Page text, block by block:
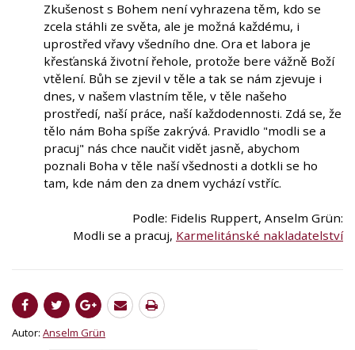
Zkušenost s Bohem není vyhrazena těm, kdo se
zcela stáhli ze světa, ale je možná každému, i
uprostřed vřavy všedního dne. Ora et labora je
křesťanská životní řehole, protože bere vážně Boží
vtělení. Bůh se zjevil v těle a tak se nám zjevuje i
dnes, v našem vlastním těle, v těle našeho
prostředí, naší práce, naší každodennosti. Zdá se, že
tělo nám Boha spíše zakrývá. Pravidlo "modli se a
pracuj" nás chce naučit vidět jasně, abychom
poznali Boha v těle naší všednosti a dotkli se ho
tam, kde nám den za dnem vychází vstříc.
Podle: Fidelis Ruppert, Anselm Grün:
Modli se a pracuj, Karmelitánské nakladatelství
Autor: Anselm Grün